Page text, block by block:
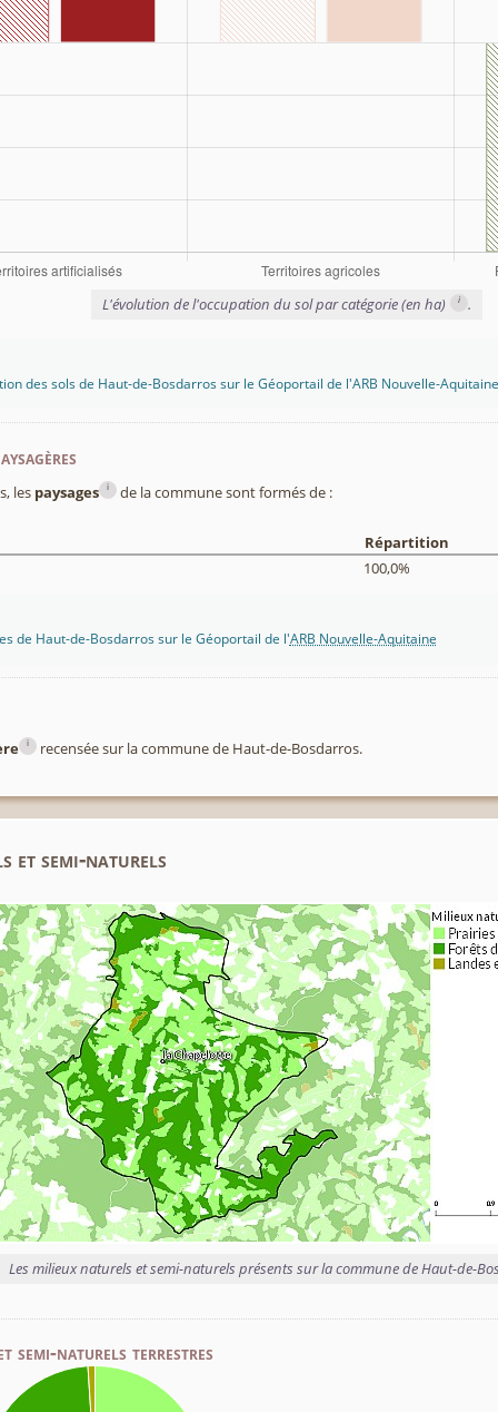
L'évolution de l'occupation du sol par catégorie (en ha) i .
des sols de Haut-de-Bosdarros sur le Géoportail de l'ARB Nouvelle-Aquitaine
les paysages i de la commune sont formés de :
Répartition
100,0%
de Haut-de-Bosdarros sur le Géoportail de l'ARB Nouvelle-Aquitaine
i recensée sur la commune de Haut-de-Bosdarros.
et semi-naturels
Les milieux naturels et semi-naturels présents sur la commune de Haut-de-
semi-naturels terrestres